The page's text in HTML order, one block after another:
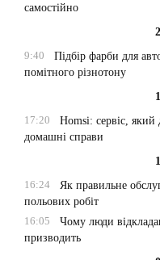
самостійно
9:40
Підбір фарби для
помітного різнотону
17:20
Homsi: сервіс, який
домашні справи
16:24
Як правильне
польових робіт
16:05
Чому люди
призводить